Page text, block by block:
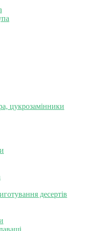
цукрозамінники
десертів